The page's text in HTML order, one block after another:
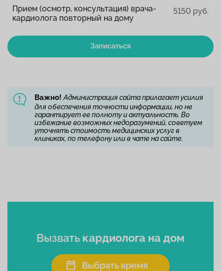
Прием (осмотр, консультация) врача-
кардиолога повторный на дому
5150 руб.
Записаться
Важно! Администрация сайта прилагает усилия
для обеспечения точности информации, но не
гарантирует ее полноту и актуальность. Во
избежание возможных недоразумений, советуем
уточнять стоимость медицинских услуг в
клиниках, по телефону или в чате на сайте.
Вызвать кардиолога на дом
Выбрать время